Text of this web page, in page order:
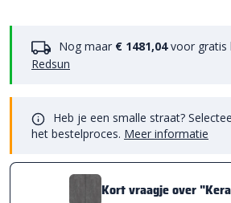
Nog maar € 1481,04voor gratis
Redsun
Heb je een smalle straat?
het bestelproces. Meer informatie
Kort vraagje over